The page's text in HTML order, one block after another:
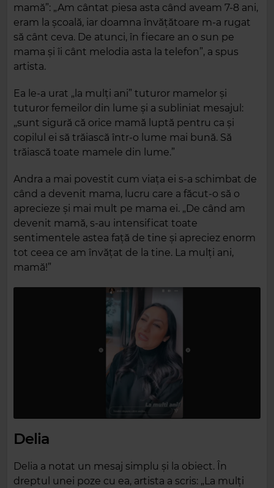
mamă”: „Am cântat piesa asta când aveam 7-8 ani,
eram la școală, iar doamna învățătoare m-a rugat
să cânt ceva. De atunci, în fiecare an o sun pe
mama și îi cânt melodia asta la telefon”, a spus
artista.
Ea le-a urat „la mulți ani” tuturor mamelor și
tuturor femeilor din lume și a subliniat mesajul:
„sunt sigură că orice mamă luptă pentru ca și
copilul ei să trăiască într-o lume mai bună. Să
trăiască toate mamele din lume.”
Andra a mai povestit cum viața ei s-a schimbat de
când a devenit mama, lucru care a făcut-o să o
aprecieze și mai mult pe mama ei. „De când am
devenit mamă, s-au intensificat toate
sentimentele astea față de tine și apreciez enorm
tot ceea ce am învățat de la tine. La mulți ani,
mamă!”
Delia
Delia a notat un mesaj simplu și la obiect. În
dreptul unei poze cu ea, artista a scris: „La mulți